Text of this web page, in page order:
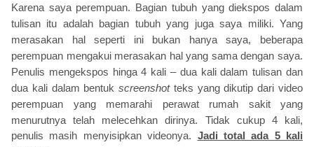
Karena saya perempuan. Bagian tubuh yang diekspos dalam
tulisan itu adalah bagian tubuh yang juga saya miliki. Yang
merasakan hal seperti ini bukan hanya saya, beberapa
perempuan mengakui merasakan hal yang sama dengan saya.
Penulis mengekspos hinga 4 kali – dua kali dalam tulisan dan
dua kali dalam bentukscreenshotteks yang dikutip dari video
perempuan yang memarahi perawat rumah sakit yang
menurutnya telah melecehkan dirinya. Tidak cukup 4 kali,
penulis masih menyisipkan videonya. Jadi total ada 5 kali